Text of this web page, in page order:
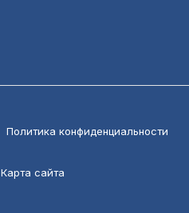
Политика конфиденциальности
Карта сайта